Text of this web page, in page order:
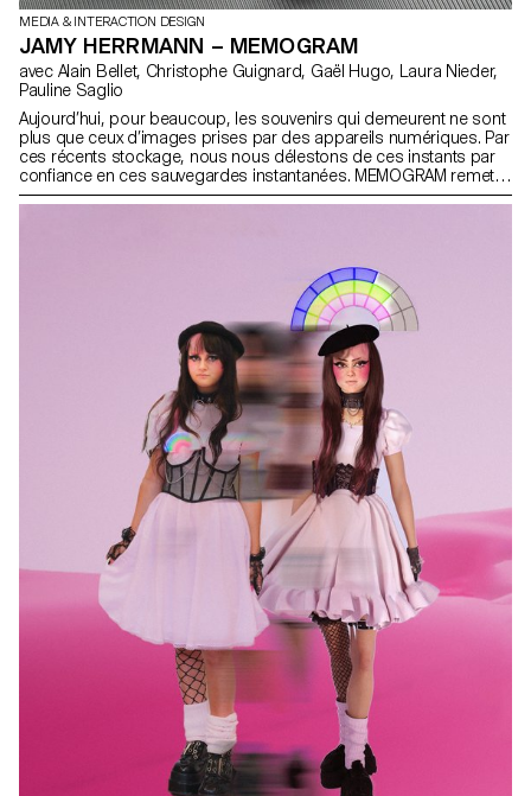
MEDIA & INTERACTION DESIGN
JAMY HERRMANN – MEMOGRAM
avec Alain Bellet, Christophe Guignard, Gaël Hugo, Laura Nieder,
Pauline Saglio
Aujourd’hui, pour beaucoup, les souvenirs qui demeurent ne sont
plus que ceux d’images prises par des appareils numériques. Par
ces récents stockage, nous nous délestons de ces instants par
confiance en ces sauvegardes instantanées. MEMOGRAM remet
en question cette délégation en proposant une capsule